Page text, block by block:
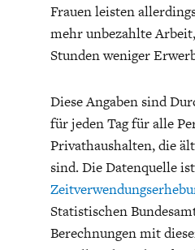
Frauen leisten
mehr unbezahlte
Stunden weniger
Diese Angaben sind
für jeden Tag für alle
Privathaushalten, die
sind. Die Datenquelle
Statistischen
Berechnungen mit